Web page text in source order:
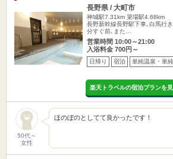
長野県 / 大町市
神城駅7.31km 簗場駅4.68km
長野新幹線長野駅下車､白馬行
分すぐ前､また…
営業時間 10:00～21:00
入浴料金 700円～
日帰り 宿泊 単純温泉・単
楽天トラベルの宿泊プランを
50代～
女性
ほのぼのとしてて良かったです！